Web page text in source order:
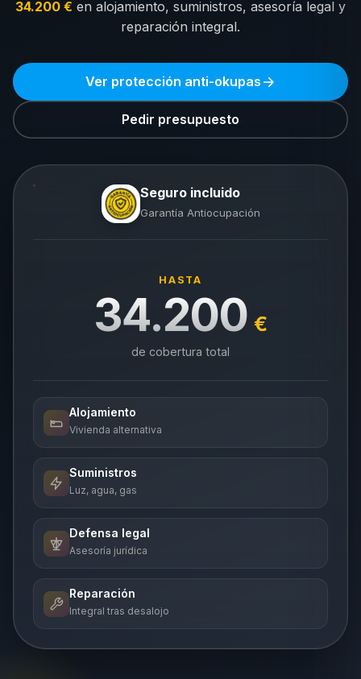
34.200 € en alojamiento, suministros, asesoría legal y
reparación integral.
Ver protección anti-okupas
Pedir presupuesto
Seguro incluido
Garantía Antiocupación
HASTA
34.200 €
de cobertura total
Alojamiento
Vivienda alternativa
Suministros
Luz, agua, gas
Defensa legal
Asesoría jurídica
Reparación
Integral tras desalojo